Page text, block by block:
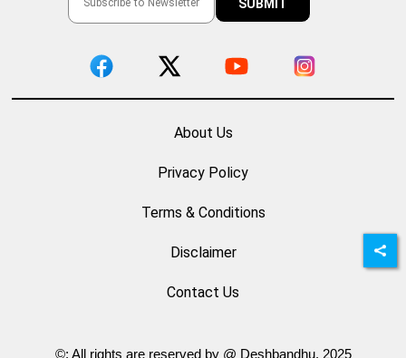
About Us
Privacy Policy
Terms & Conditions
Disclaimer
Contact Us
©: All rights are reserved by @ Deshbandhu. 2025